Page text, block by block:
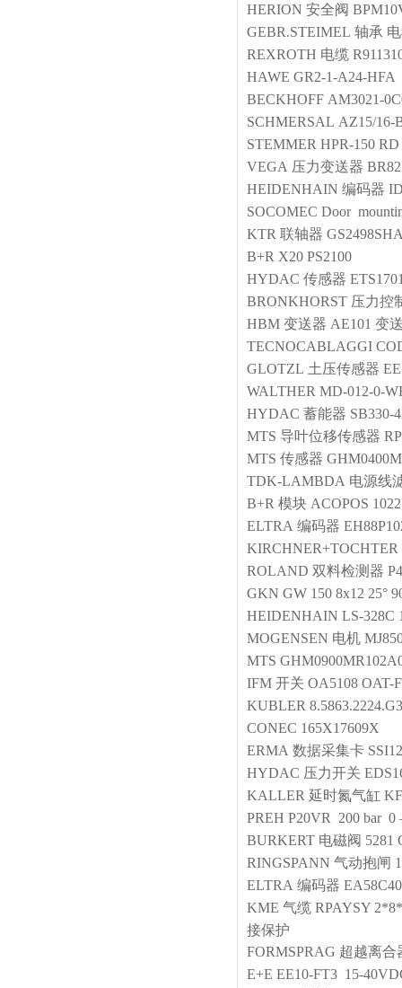
HERION 安全阀
GEBR.STEIMEL 轴承
REXROTH 电缆
HAWE GR2-1-A24-HFA
BECKHOFF AM3021-
SCHMERSAL AZ15/16-
STEMMER HPR-150 RD
VEGA 压力变送器
HEIDENHAIN 编码器
SOCOMEC Door
KTR 联轴器
B+R X20 PS2100
HYDAC 传感器
BRONKHORST 压力控
HBM 变送器 AE101 变
TECNOCABLAGGI
GLOTZL 土压传感器
WALTHER MD-012-0-
HYDAC 蓄能器 SB330-
MTS 导叶位移传感器
MTS 传感器
TDK-LAMBDA 电源线
B+R 模块 ACOPOS
ELTRA 编码器
KIRCHNER+TOCHTER
ROLAND 双料检测器
GKN GW 150 8x12 25°
HEIDENHAIN LS-328C
MOGENSEN 电机
MTS
IFM 开关 OA5108 OAT-
KUBLER
CONEC 165X17609X
ERMA 数据采集卡
HYDAC 压力开关
KALLER 延时氮气缸
PREH P20VR 200 bar 0
BURKERT 电磁阀 5281
RINGSPANN 气动抱闸
ELTRA 编码器
KME 气缆 RPAYSY
接保护
FORMSPRAG 超越离合
E+E EE10-FT3 15-